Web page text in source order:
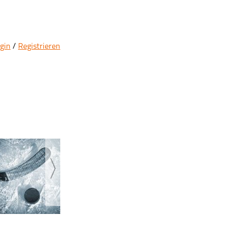
/ Registrieren